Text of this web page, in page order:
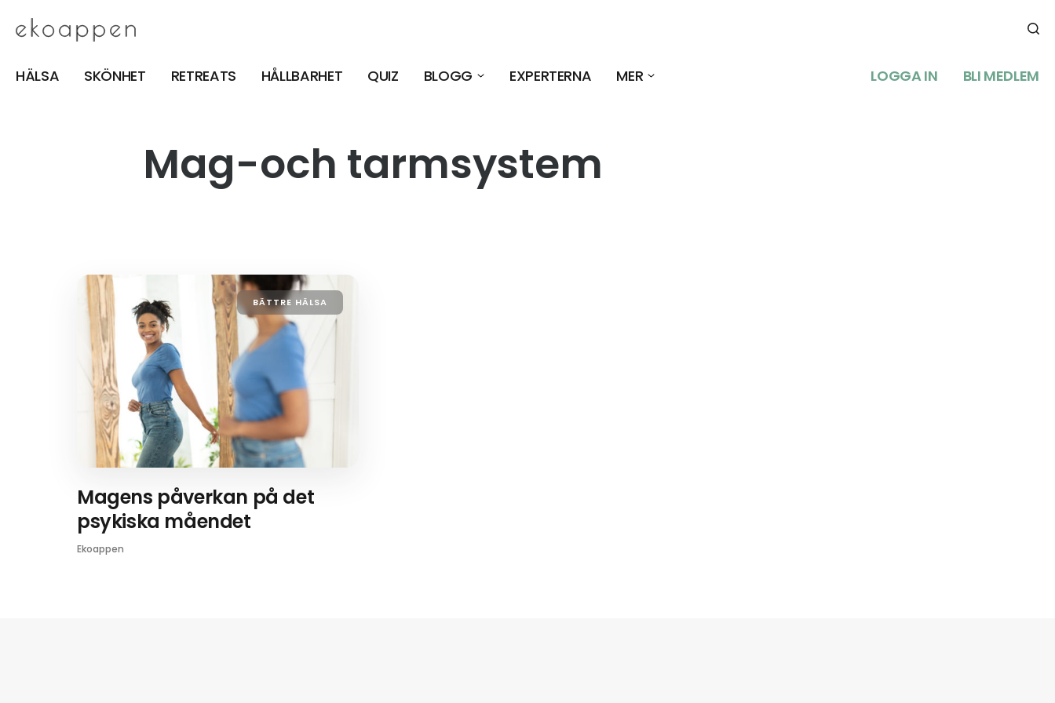
HÄLSA SKÖNHET RETREATS HÅLLBARHET QUIZ BLOGG EXPERTERNA MER LOGGA IN BLI MEDLEM
Mag-och tarmsystem
BÄTTRE HÄLSA
Magens påverkan på det
psykiska måendet
Ekoappen